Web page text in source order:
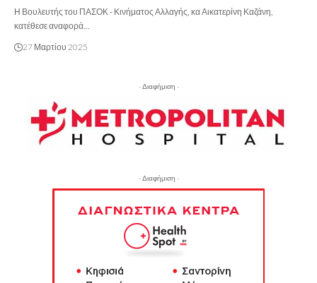
Η Βουλευτής του ΠΑΣΟΚ - Κινήματος Αλλαγής, κα Αικατερίνη Καζάνη,
κατέθεσε αναφορά…
27 Μαρτίου 2025
- Διαφήμιση -
- Διαφήμιση -